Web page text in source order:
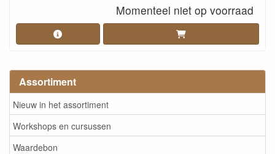
Assortiment
Nieuw in het assortiment
Workshops en cursussen
Waardebon
Momenteel niet op voorraad